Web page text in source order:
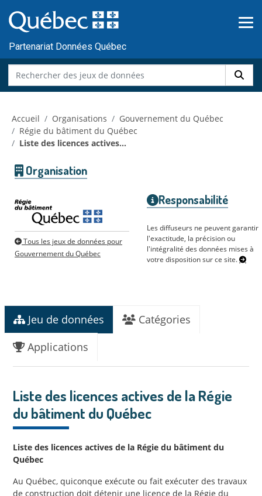
au
contenu
Partenariat Données Québec
Accueil Organisations
Gouvernement du Québec
Régie du bâtiment du Québec
Liste des licences actives...
Organisation
Tous les jeux de données pour
Gouvernement du Québec
Responsabilité
Les diffuseurs ne peuvent garantir
l'exactitude, la précision ou
l'intégralité des données mises à
votre disposition sur ce site.
Jeu de données
Catégories
Applications
Liste des licences actives de la Régie
du bâtiment du Québec
Liste des licences actives de la Régie du bâtiment du
Québec
Au Québec, quiconque exécute ou fait exécuter des travaux
de construction doit détenir une licence de la Régie du